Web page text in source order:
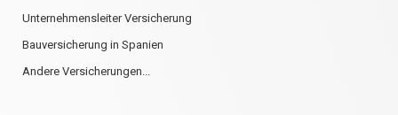
Unternehmensleiter Versicherung
Bauversicherung in Spanien
Andere Versicherungen...